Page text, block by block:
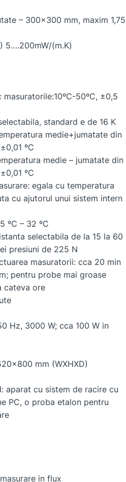
– 300×300 mm, maxim 1,75
5….200mW/(m.K)
50ºC, ±0,5
standard e de 16 K
medie+jumatate din
ºC
medie – jumatate din
ºC
egala cu temperatura
cu ajutorul unui sistem intern
ºC – 32 ºC
selectabila de la 15 la 60
presiuni de 225 N
masuratorii: cca 20 min
pentru probe mai groase
cateva ore
Hz, 3000 W; cca 100 W in
mm (WXHXD)
aparat cu sistem de racire cu
PC, o proba etalon pentru
in flux